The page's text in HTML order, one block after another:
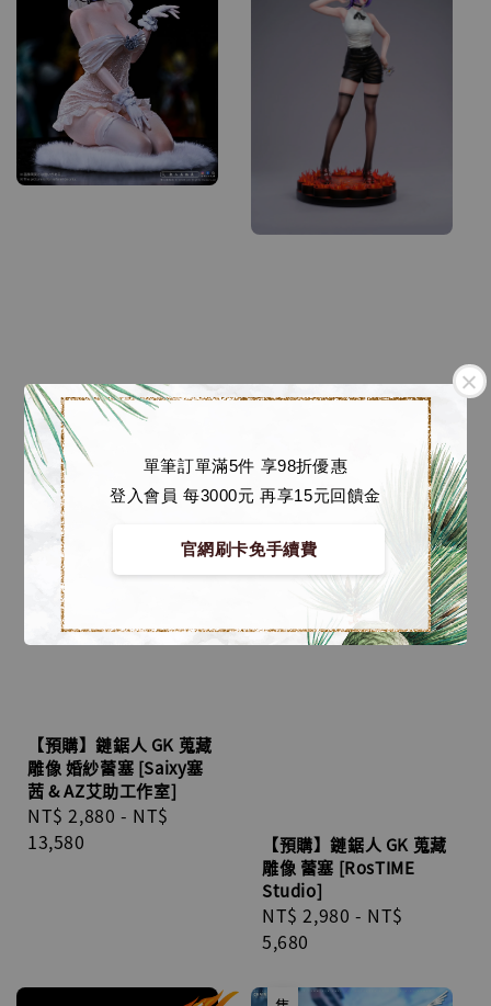
單筆訂單滿5件 享98折優惠
登入會員 每3000元 再享15元回饋金
官網刷卡免手續費
【預購】鏈鋸人 GK 蒐藏
雕像 婚紗蕾塞 [Saixy塞
茜 & AZ艾助工作室]
Regular
price
NT$ 2,880 - NT$
13,580
【預購】鏈鋸人 GK 蒐藏
雕像 蕾塞 [RosTIME
Studio]
Regular
price
NT$ 2,980 - NT$
5,680